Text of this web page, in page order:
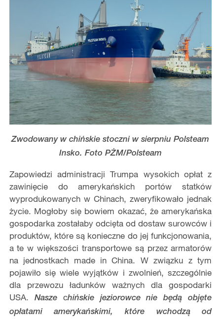
Zwodowany w chińskie stoczni w sierpniu Polsteam
Insko. Foto PŻM/Polsteam
Zapowiedzi administracji Trumpa wysokich opłat z
zawinięcie do amerykańskich portów statków
wyprodukowanych w Chinach, zweryfikowało jednak
życie. Mogłoby się bowiem okazać, że amerykańska
gospodarka zostałaby odcięta od dostaw surowców i
produktów, które są konieczne do jej funkcjonowania,
a te w większości transportowe są przez armatorów
na jednostkach made in China. W związku z tym
pojawiło się wiele wyjątków i zwolnień, szczególnie
dla przewozu ładunków ważnych dla gospodarki
USA.
Naszechińskie jeziorowce nie będą objęte
opłatami amerykańskimi, które wchodzą od